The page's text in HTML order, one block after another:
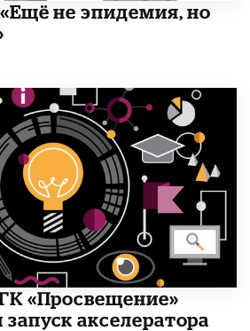
не эпидемия, но
«Просвещение»
акселератора